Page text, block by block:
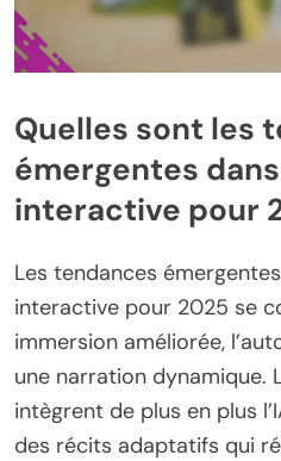
Quelles sont les
émergentes
interactive pour
Les tendances
interactive pour 2025 se
immersion améliorée,
une narration dynamique.
intègrent de plus en plus
des récits adaptatifs qui